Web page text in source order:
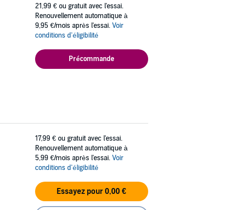
21,99 € ou gratuit avec l'essai.
Renouvellement automatique à
9,95 €/mois après l'essai. Voir
conditions d'éligibilité
Précommande
17,99 € ou gratuit avec l'essai.
Renouvellement automatique à
5,99 €/mois après l'essai. Voir
conditions d'éligibilité
Essayez pour 0,00 €